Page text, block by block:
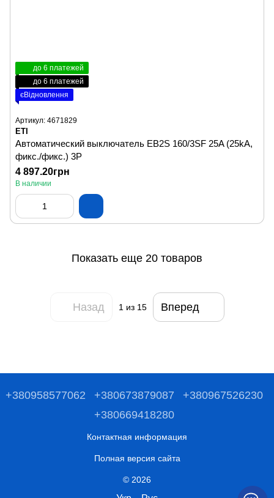
до 6 платежей
до 6 платежей
єВідновлення
Артикул: 4671829
ETI
Автоматический выключатель EB2S 160/3SF 25A (25kA,
фикс./фикс.) 3P
4 897.20грн
В наличии
Показать еще 20 товаров
Назад 1 из 15 Вперед
+380958577062 +380673879087
+380967526230
+380669418280
Контактная информация
Полная версия сайта
© 2026